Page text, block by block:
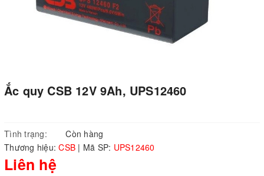
Ắc quy CSB 12V 9Ah, UPS12460
Tình trạng:
Còn hàng
Thương hiệu:CSB | Mã SP: UPS12460
Liên hệ